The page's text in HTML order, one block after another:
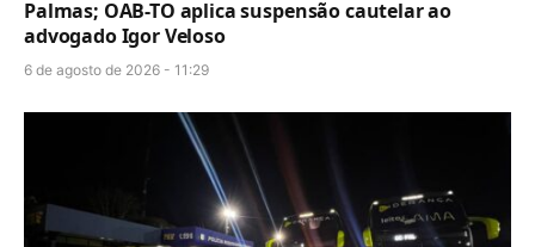
Palmas; OAB-TO aplica suspensão cautelar ao
advogado Igor Veloso
6 de agosto de 2026 - 11:29